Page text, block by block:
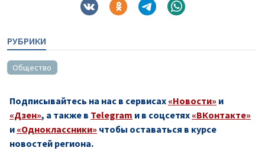
РУБРИКИ
Общество
Подписывайтесь на нас в сервисах «Новости» и
«Дзен», а также в Telegram и в соцсетях «ВКонтакте»
и «Одноклассники» чтобы оставаться в курсе
новостей региона.